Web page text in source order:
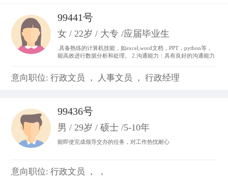
99441号
女 / 22岁 / 大专 /应届毕业生
.具备熟练的计算机技能，如excel,word文档，PPT，python等，
能高效进行数据分析和处理。 2.沟通能力：具有良好的沟通能力
度参与”为行动准则。。
意向职位: 行政文员 ， 人事文员 ， 行政经理
99436号
男 / 29岁 / 硕士 /5-10年
能即使完成领导交办的任务，对工作热忱耐心
意向职位: 行政文员 ， ，